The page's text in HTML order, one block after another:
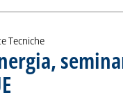
Tecniche
. Pubblicata martedì 25 ottobre